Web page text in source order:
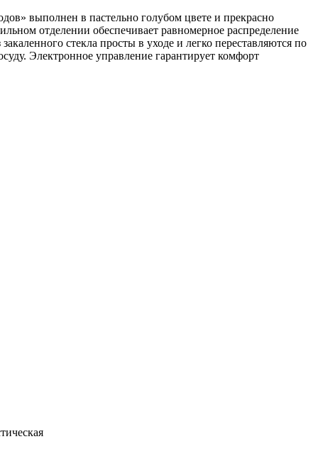
выполнен в пастельно голубом цвете и прекрасно
отделении обеспечивает равномерное распределение
стекла просты в уходе и легко переставляются по
Электронное управление гарантирует комфорт